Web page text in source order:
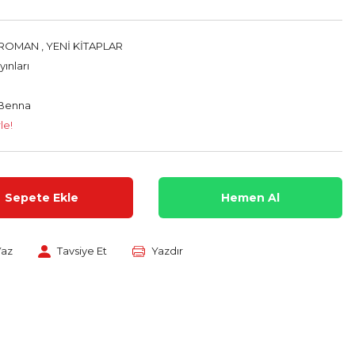
YENİ KİTAPLAR
Sepete Ekle Hemen Al
Tavsiye Et Yazdır